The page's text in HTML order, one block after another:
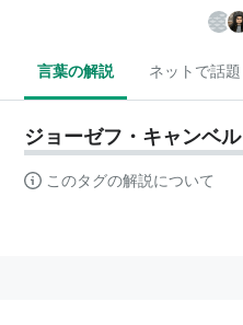
言葉の解説 ネットで話題
ジョーゼフ・キャンベル
このタグの解説について